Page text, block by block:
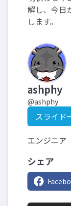
解し、今日
します。
ashphy
@ashphy
スライド
エンジニア
シェア